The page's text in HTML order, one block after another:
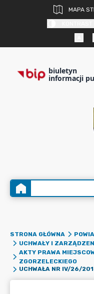
MAPA
biuletyn
informacji
STRONA GŁÓWNA
UCHWAŁY I
AKTY PRAWA
ZGORZELECKIEGO